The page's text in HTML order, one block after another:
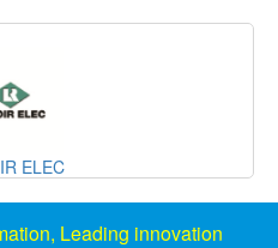
Cipriani PHE
Leading innovation